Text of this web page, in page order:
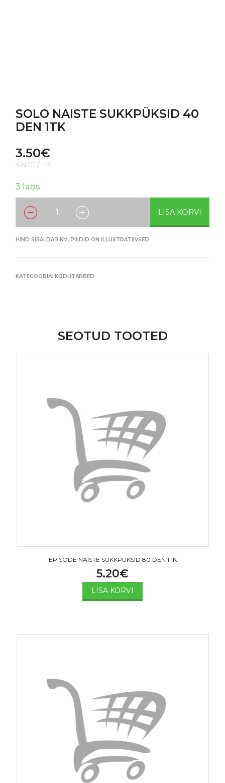
SOLO NAISTE SUKKPÜKSID 40
DEN 1TK
3.50€
3.50€ / TK
3 laos
LISA KORVI
HIND SISALDAB KM, PILDID ON ILLUSTRATIIVSED
KATEGOORIA:KODUTARBED
SEOTUD TOOTED
EPISODE NAISTE SUKKPÜKSID 80 DEN 1TK
5.20€
LISA KORVI